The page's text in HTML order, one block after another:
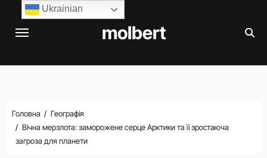
Перейти
molbert
Головна
Географія
Вічна мерзлота: заморожене серце Арктики та її зростаюча
загроза для планети
Ukrainian